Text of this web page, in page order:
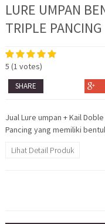
LURE UMPAN
TRIPLE PANCING
5 (1 votes)
SHARE
Jual Lure umpan + Kail
Pancing yang memiliki
Lihat Detail Produk